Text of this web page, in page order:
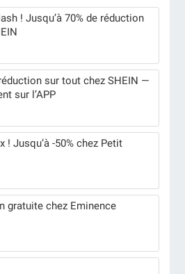
! Jusqu’à 70% de réduction
sur tout chez SHEIN —
sur l’APP
! Jusqu’à -50% chez Petit
gratuite chez Eminence